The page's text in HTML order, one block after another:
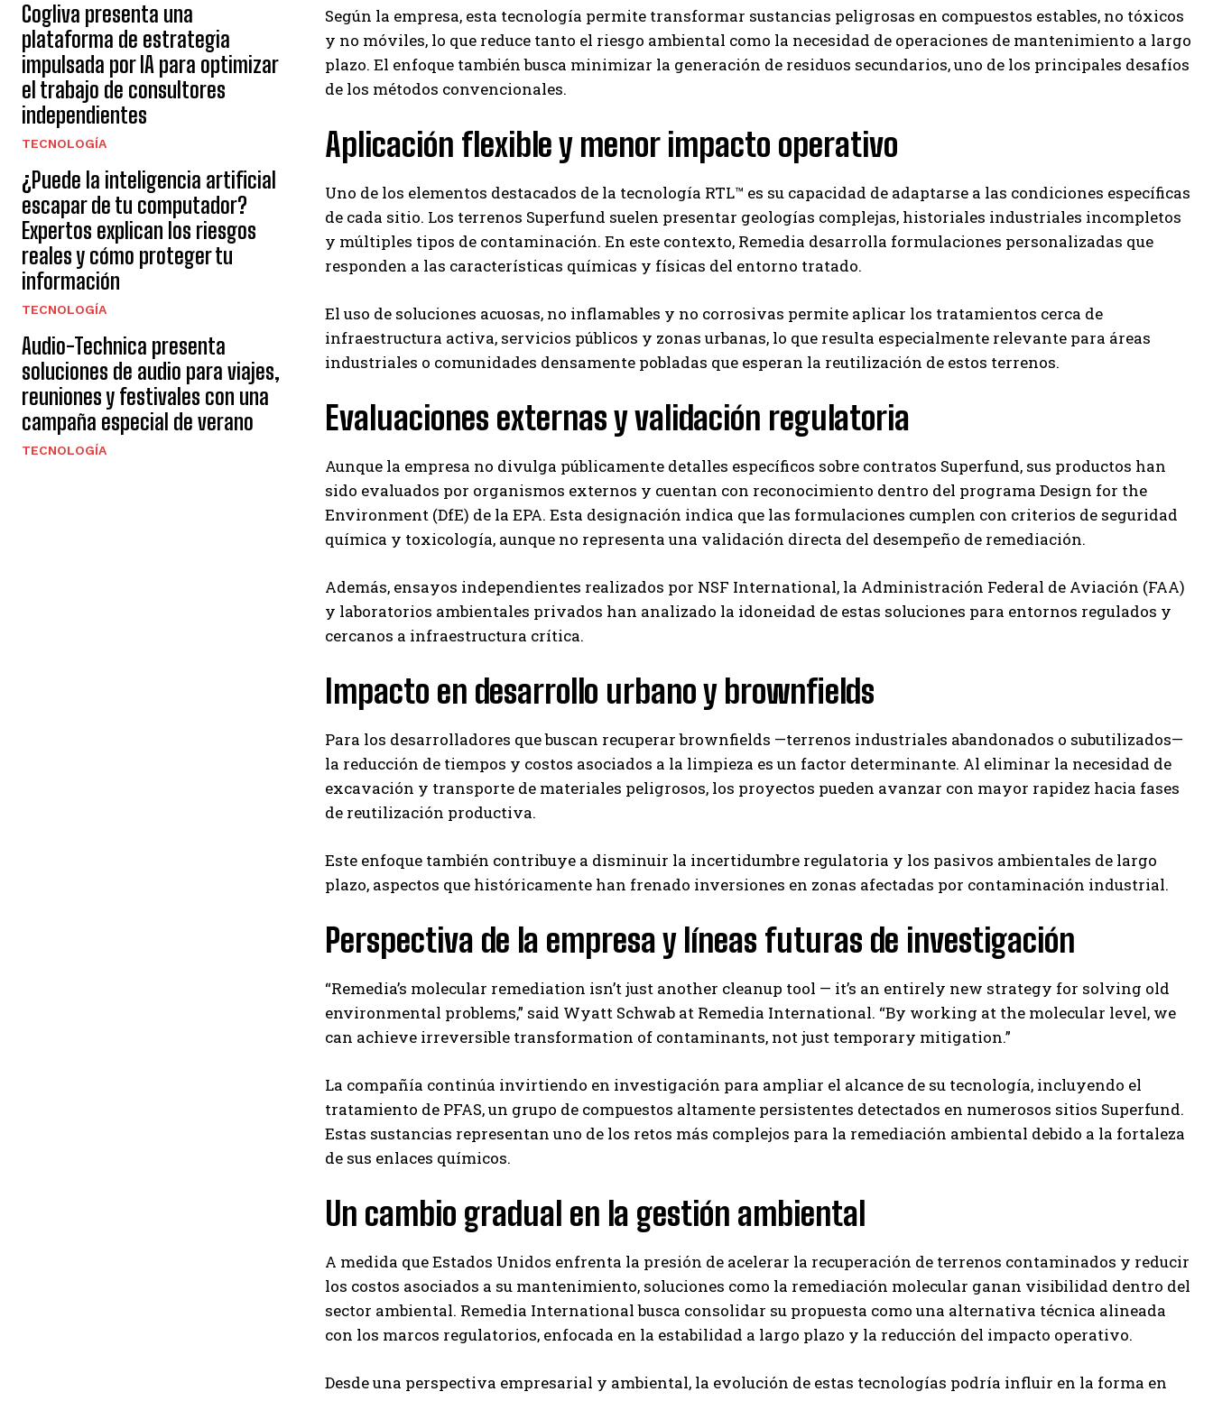
Cogliva presenta una
plataforma de estrategia
impulsada por IA para optimizar
el trabajo de consultores
independientes
TECNOLOGÍA
¿Puede la inteligencia artificial
escapar de tu computador?
Expertos explican los riesgos
reales y cómo proteger tu
información
TECNOLOGÍA
Audio-Technica presenta
soluciones de audio para viajes,
reuniones y festivales con una
campaña especial de verano
TECNOLOGÍA
Según la empresa, esta tecnología permite transformar sustancias peligrosas en compuestos estables, no tóxicos
y no móviles, lo que reduce tanto el riesgo ambiental como la necesidad de operaciones de mantenimiento a largo
plazo. El enfoque también busca minimizar la generación de residuos secundarios, uno de los principales desafíos
de los métodos convencionales.
Aplicación flexible y menor impacto operativo
Uno de los elementos destacados de la tecnología RTL™ es su capacidad de adaptarse a las condiciones específicas
de cada sitio. Los terrenos Superfund suelen presentar geologías complejas, historiales industriales incompletos
y múltiples tipos de contaminación. En este contexto, Remedia desarrolla formulaciones personalizadas que
responden a las características químicas y físicas del entorno tratado.
El uso de soluciones acuosas, no inflamables y no corrosivas permite aplicar los tratamientos cerca de
infraestructura activa, servicios públicos y zonas urbanas, lo que resulta especialmente relevante para áreas
industriales o comunidades densamente pobladas que esperan la reutilización de estos terrenos.
Evaluaciones externas y validación regulatoria
Aunque la empresa no divulga públicamente detalles específicos sobre contratos Superfund, sus productos han
sido evaluados por organismos externos y cuentan con reconocimiento dentro del programa Design for the
Environment (DfE) de la EPA. Esta designación indica que las formulaciones cumplen con criterios de seguridad
química y toxicología, aunque no representa una validación directa del desempeño de remediación.
Además, ensayos independientes realizados por NSF International, la Administración Federal de Aviación (FAA)
y laboratorios ambientales privados han analizado la idoneidad de estas soluciones para entornos regulados y
cercanos a infraestructura crítica.
Impacto en desarrollo urbano y brownfields
Para los desarrolladores que buscan recuperar brownfields —terrenos industriales abandonados o subutilizados—
la reducción de tiempos y costos asociados a la limpieza es un factor determinante. Al eliminar la necesidad de
excavación y transporte de materiales peligrosos, los proyectos pueden avanzar con mayor rapidez hacia fases
de reutilización productiva.
Este enfoque también contribuye a disminuir la incertidumbre regulatoria y los pasivos ambientales de largo
plazo, aspectos que históricamente han frenado inversiones en zonas afectadas por contaminación industrial.
Perspectiva de la empresa y líneas futuras de investigación
“Remedia’s molecular remediation isn’t just another cleanup tool — it’s an entirely new strategy for solving old
environmental problems,” said Wyatt Schwab at Remedia International. “By working at the molecular level, we
can achieve irreversible transformation of contaminants, not just temporary mitigation.”
La compañía continúa invirtiendo en investigación para ampliar el alcance de su tecnología, incluyendo el
tratamiento de PFAS, un grupo de compuestos altamente persistentes detectados en numerosos sitios Superfund.
Estas sustancias representan uno de los retos más complejos para la remediación ambiental debido a la fortaleza
de sus enlaces químicos.
Un cambio gradual en la gestión ambiental
A medida que Estados Unidos enfrenta la presión de acelerar la recuperación de terrenos contaminados y reducir
los costos asociados a su mantenimiento, soluciones como la remediación molecular ganan visibilidad dentro del
sector ambiental. Remedia International busca consolidar su propuesta como una alternativa técnica alineada
con los marcos regulatorios, enfocada en la estabilidad a largo plazo y la reducción del impacto operativo.
Desde una perspectiva empresarial y ambiental, la evolución de estas tecnologías podría influir en la forma en